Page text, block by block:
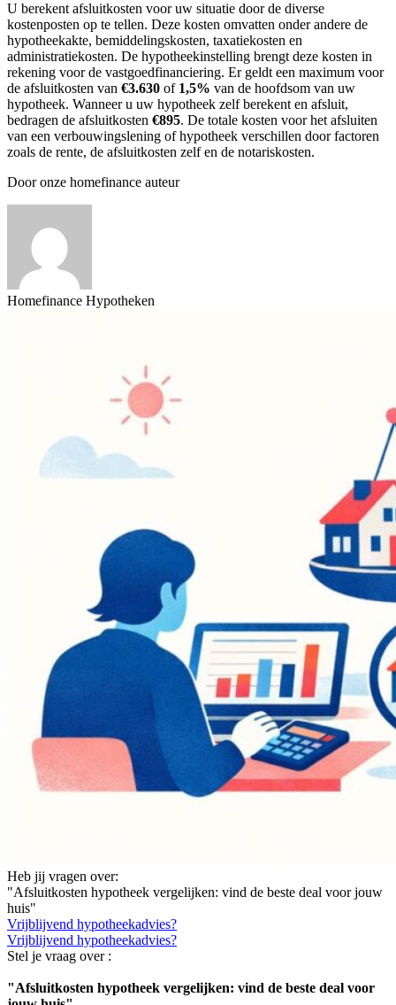
U berekent afsluitkosten voor uw situatie door de diverse
kostenposten op te tellen. Deze kosten omvatten onder andere de
hypotheekakte, bemiddelingskosten, taxatiekosten en
administratiekosten. De hypotheekinstelling brengt deze kosten in
rekening voor de vastgoedfinanciering. Er geldt een maximum voor
de afsluitkosten van €3.630 of 1,5% van de hoofdsom van uw
hypotheek. Wanneer u uw hypotheek zelf berekent en afsluit,
bedragen de afsluitkosten €895. De totale kosten voor het afsluiten
van een verbouwingslening of hypotheek verschillen door factoren
zoals de rente, de afsluitkosten zelf en de notariskosten.
Door onze homefinance auteur
Homefinance Hypotheken
Heb jij vragen over:
"Afsluitkosten hypotheek vergelijken: vind de beste deal voor jouw
huis"
Vrijblijvend hypotheekadvies?
Vrijblijvend hypotheekadvies?
Stel je vraag over :
"Afsluitkosten hypotheek vergelijken: vind de beste deal voor